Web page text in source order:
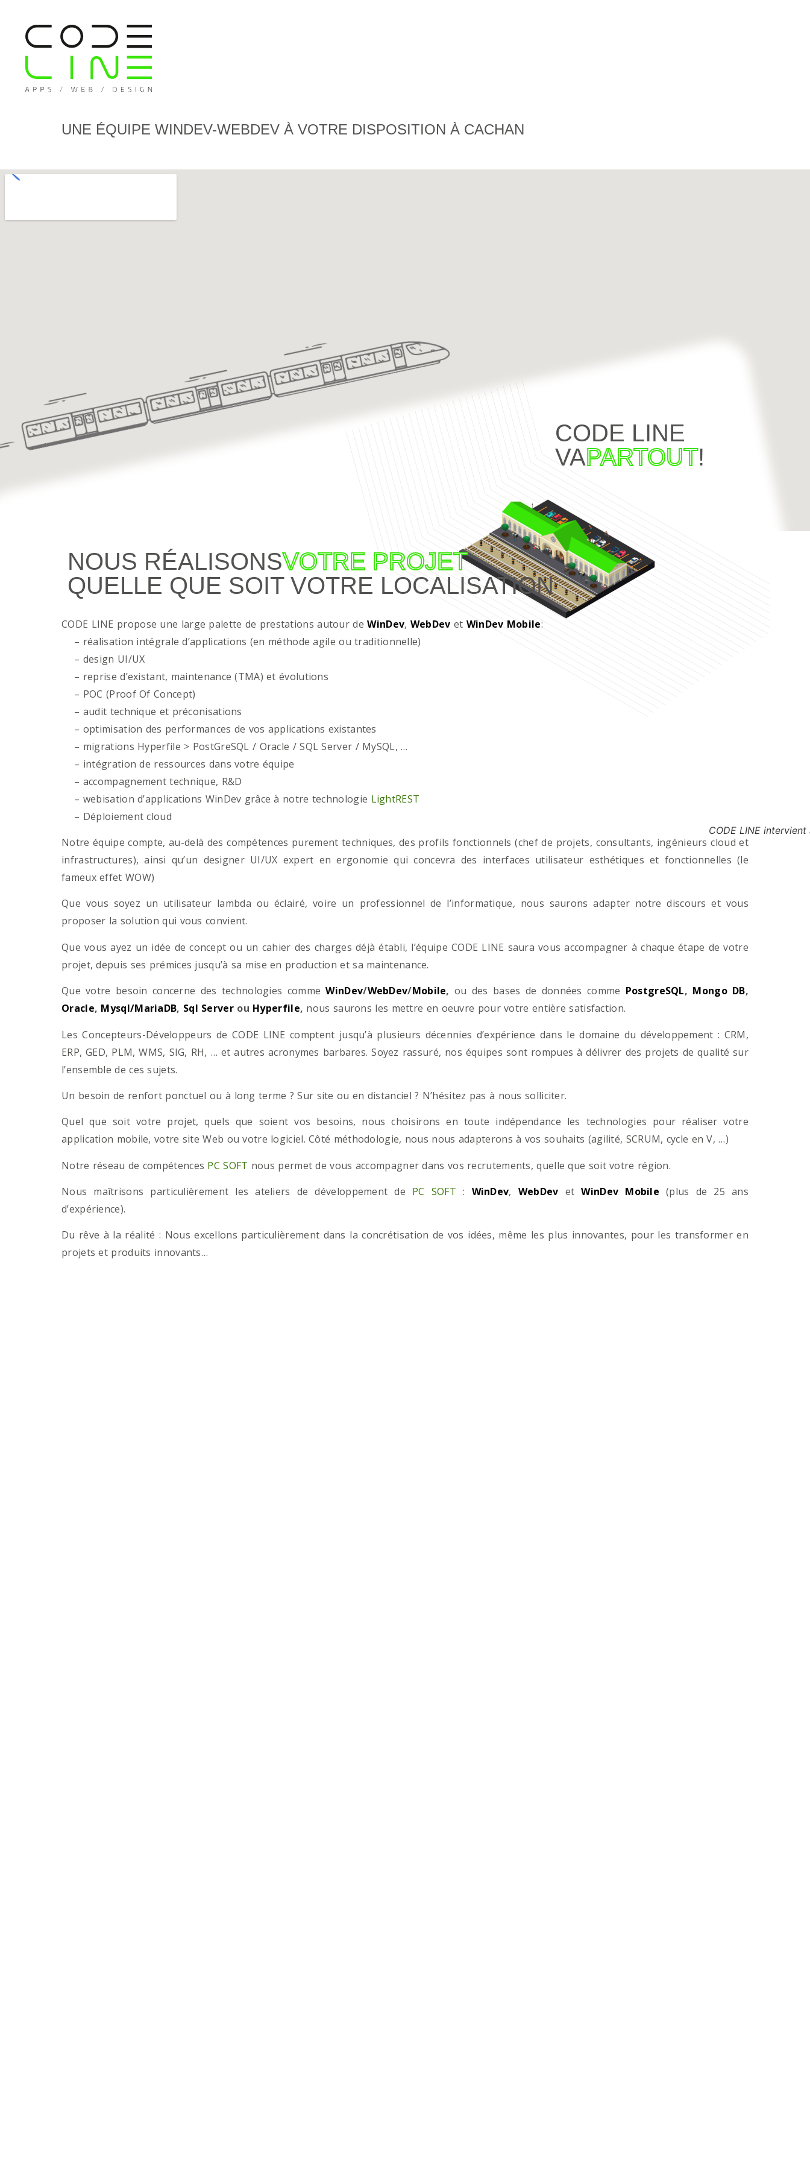
UNE ÉQUIPE WINDEV-WEBDEV À VOTRE DISPOSITION À CACHAN
CODE LINE
VAPARTOUT!
NOUS RÉALISONSVOTRE PROJET
QUELLE QUE SOIT VOTRE LOCALISATION
CODE LINE propose une large palette de prestations autour deWinDev, WebDev et WinDev Mobile:
– réalisation intégrale d’applications (en méthode agile ou traditionnelle)
– design UI/UX
– reprise d’existant, maintenance (TMA) et évolutions
– POC (Proof Of Concept)
– audit technique et préconisations
– optimisation des performances de vos applications existantes
– migrations Hyperfile > PostGreSQL / Oracle / SQL Server / MySQL, …
– intégration de ressources dans votre équipe
– accompagnement technique, R&D
– webisation d’applications WinDev grâce à notre technologie LightREST
– Déploiement cloud
Notre équipe compte, au-delà des compétences purement techniques, des profils fonctionnels (chef de projets, consultants, ingénieurs cloud et
infrastructures), ainsi qu’un designer UI/UX expert en ergonomie qui concevra des interfaces utilisateur esthétiques et fonctionnelles (le
fameux effet WOW)
Que vous soyez un utilisateur lambda ou éclairé, voire un professionnel de l’informatique, nous saurons adapter notre discours et vous
proposer la solution qui vous convient.
Que vous ayez un idée de concept ou un cahier des charges déjà établi, l’équipe CODE LINE saura vous accompagner à chaque étape de votre
projet, depuis ses prémices jusqu’à sa mise en production et sa maintenance.
Que votre besoin concerne des technologies commeWinDev/WebDev/Mobile, ou des bases de données comme PostgreSQL, Mongo DB,
Oracle, Mysql/MariaDB, Sql Serverou Hyperfile, nous saurons les mettre en oeuvre pour votre entière satisfaction.
Les Concepteurs-Développeurs de CODE LINE comptent jusqu’à plusieurs décennies d’expérience dans le domaine du développement : CRM,
ERP, GED, PLM, WMS, SIG, RH, … et autres acronymes barbares. Soyez rassuré, nos équipes sont rompues à délivrer des projets de qualité sur
l’ensemble de ces sujets.
Un besoin de renfort ponctuel ou à long terme ? Sur site ou en distanciel ? N’hésitez pas à nous solliciter.
Quel que soit votre projet, quels que soient vos besoins, nous choisirons en toute indépendance les technologies pour réaliser votre
application mobile, votre site Web ou votre logiciel. Côté méthodologie, nous nous adapterons à vos souhaits (agilité, SCRUM, cycle en V, …)
Notre réseau de compétences PC SOFT nous permet de vous accompagner dans vos recrutements, quelle que soit votre région.
Nous maîtrisons particulièrement les ateliers de développement de PC SOFT : WinDev, WebDev et WinDev Mobile (plus de 25 ans
d’expérience).
Du rêve à la réalité : Nous excellons particulièrement dans la concrétisation de vos idées, même les plus innovantes, pour les transformer en
projets et produits innovants…
CODE LINE intervient